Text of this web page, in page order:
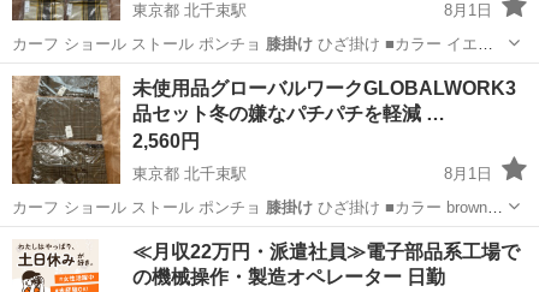
東京都 北千束駅
8月1日
カーフ ショール ストール ポンチョ 膝掛けひざ掛け ■カラー イエロ
ー 黄色…
東京 大田区 北千束駅 グローバルワーク
未使用品グローバルワークGLOBALWORK3
品セット冬の嫌なパチパチを軽減 …
2,560円
東京都 北千束駅
8月1日
カーフ ショール ストール ポンチョ 膝掛けひざ掛け ■カラー brown
ブ…
東京 大田区 北千束駅 小物 グローバルワーク
≪月収22万円・派遣社員≫電子部品系工場で
の機械操作・製造オペレーター 日勤